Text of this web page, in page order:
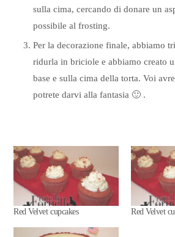
sulla cima, cercando di donare un
possibile al frosting.
Per la decorazione finale, abbiamo
ridurla in briciole e abbiamo creato
base e sulla cima della torta. Voi
potrete darvi alla fantasia 🙂 .
Red Velvet cupcakes Red Velvet